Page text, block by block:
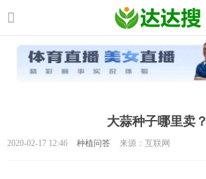
大蒜种子哪里卖？
2020-02-17 12:46 种植问答 来源：互联网